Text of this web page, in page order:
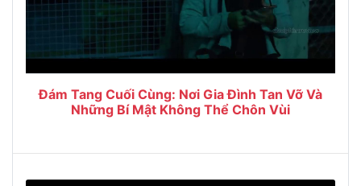
Đám Tang Cuối Cùng: Nơi Gia Đình Tan Vỡ Và
Những Bí Mật Không Thể Chôn Vùi